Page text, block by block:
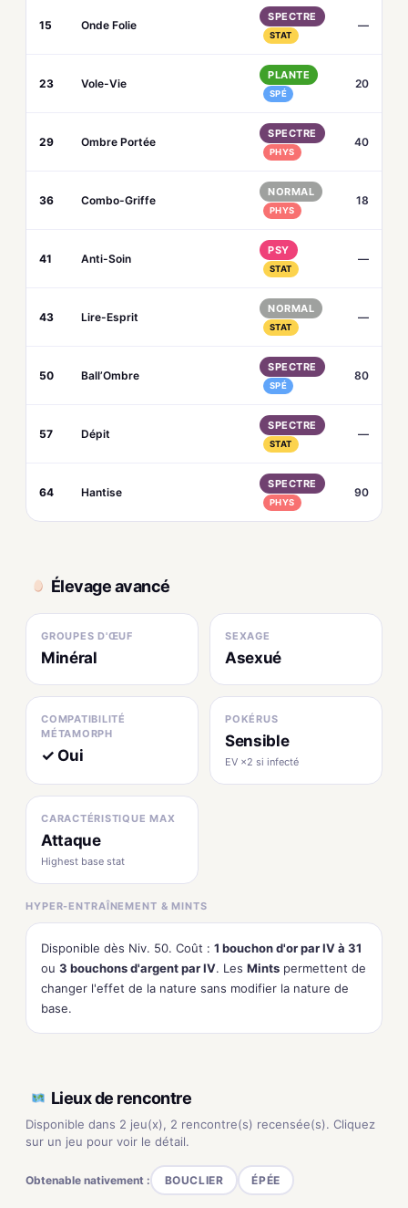
15 Onde Folie
SPECTRE
STAT
—
23 Vole-Vie
PLANTE
SPÉ
20
29 Ombre Portée
SPECTRE
PHYS
40
36 Combo-Griffe
NORMAL
PHYS
18
41 Anti-Soin
PSY
STAT
—
43 Lire-Esprit
NORMAL
STAT
—
50 Ball’Ombre
SPECTRE
SPÉ
80
57 Dépit
SPECTRE
STAT
—
64 Hantise
SPECTRE
PHYS
90
Élevage avancé
GROUPES D'ŒUF
Minéral
SEXAGE
Asexué
COMPATIBILITÉ
MÉTAMORPH
✓ Oui
POKÉRUS
Sensible
EV ×2 si infecté
CARACTÉRISTIQUE MAX
Attaque
Highest base stat
HYPER-ENTRAÎNEMENT & MINTS
Disponible dès Niv. 50. Coût : 1 bouchon d'or par IV à 31
ou 3 bouchons d'argent par IV. Les Mints permettent de
changer l'effet de la nature sans modifier la nature de
base.
Lieux de rencontre
Disponible dans 2 jeu(x), 2 rencontre(s) recensée(s). Cliquez
sur un jeu pour voir le détail.
Obtenable nativement : BOUCLIER ÉPÉE